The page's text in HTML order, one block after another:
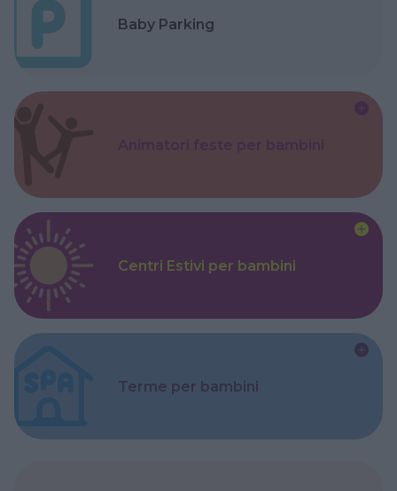
Baby Parking
Centri Estivi per bambini
Terme per bambini